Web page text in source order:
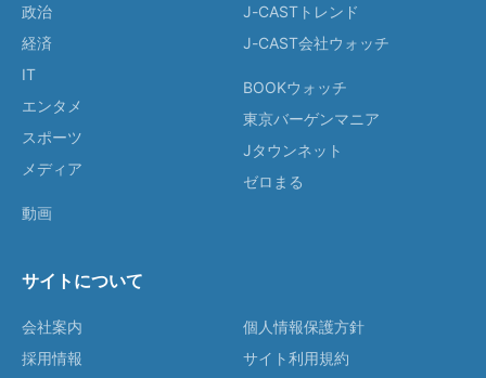
政治
経済
IT
エンタメ
スポーツ
メディア
動画
J-CASTトレンド
J-CAST会社ウォッチ
BOOKウォッチ
東京バーゲンマニア
Jタウンネット
ゼロまる
サイトについて
会社案内
採用情報
個人情報保護方針
サイト利用規約